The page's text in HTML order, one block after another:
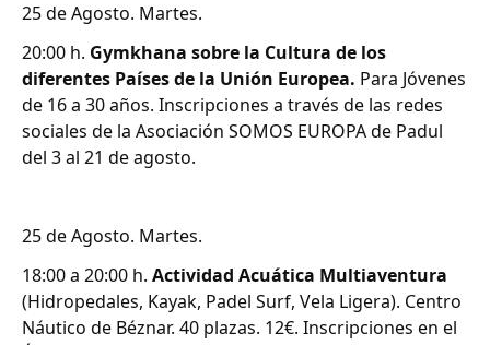
25 de Agosto. Martes.
20:00 h. Gymkhana sobre la Cultura de los
diferentes Países de la Unión Europea. Para Jóvenes
de 16 a 30 años. Inscripciones a través de las redes
sociales de la Asociación SOMOS EUROPA de Padul
del 3 al 21 de agosto.
25 de Agosto. Martes.
18:00 a 20:00 h. Actividad Acuática Multiaventura
(Hidropedales, Kayak, Padel Surf, Vela Ligera). Centro
Náutico de Béznar. 40 plazas. 12€. Inscripciones en el